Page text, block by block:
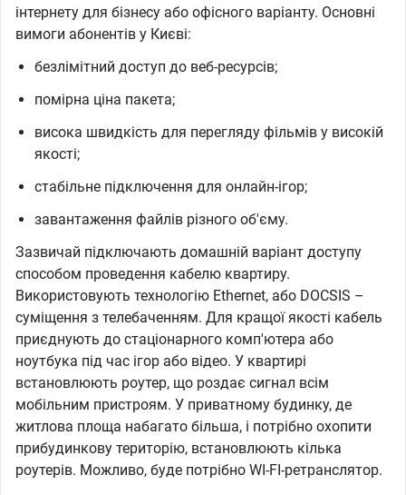
інтернету для бізнесу або офісного варіанту. Основні
вимоги абонентів у Києві:
безлімітний доступ до веб-ресурсів;
помірна ціна пакета;
висока швидкість для перегляду фільмів у високій
якості;
стабільне підключення для онлайн-ігор;
завантаження файлів різного об'єму.
Зазвичай підключають домашній варіант доступу
способом проведення кабелю квартиру.
Використовують технологію Ethernet, або DOCSIS –
суміщення з телебаченням. Для кращої якості кабель
приєднують до стаціонарного комп'ютера або
ноутбука під час ігор або відео. У квартирі
встановлюють роутер, що роздає сигнал всім
мобільним пристроям. У приватному будинку, де
житлова площа набагато більша, і потрібно охопити
прибудинкову територію, встановлюють кілька
роутерів. Можливо, буде потрібно WI-FI-ретранслятор.